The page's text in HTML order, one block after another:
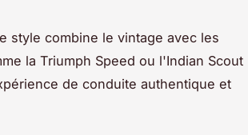
style combine le vintage avec les
la Triumph Speed ou l'Indian Scout
de conduite authentique et